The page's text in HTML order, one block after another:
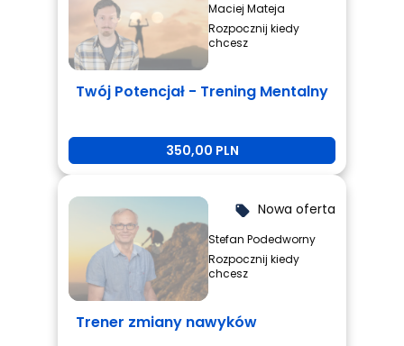
Maciej Mateja
Rozpocznij kiedy
chcesz
Twój Potencjał - Trening Mentalny
350,00 PLN
local_offer Nowa oferta
Stefan Podedworny
Rozpocznij kiedy
chcesz
Trener zmiany nawyków